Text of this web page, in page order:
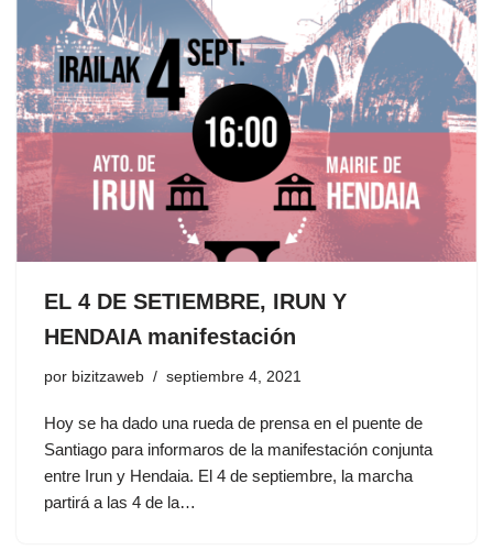
EL 4 DE SETIEMBRE, IRUN Y
HENDAIA manifestación
por bizitzaweb septiembre 4, 2021
Hoy se ha dado una rueda de prensa en el puente de
Santiago para informaros de la manifestación conjunta
entre Irun y Hendaia. El 4 de septiembre, la marcha
partirá a las 4 de la…